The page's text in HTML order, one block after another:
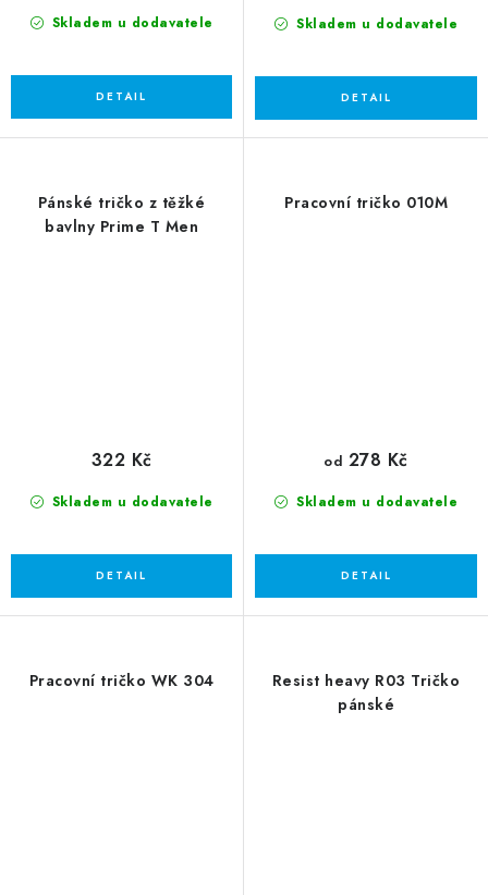
Skladem u dodavatele Skladem u dodavatele
Pánské tričko z těžké
bavlny Prime T Men
Skladem u dodavatele
322 Kč
Pracovní tričko 010M
Skladem u dodavatele
od 278 Kč
Pracovní tričko WK 304
Resist heavy R03 Tričko
pánské